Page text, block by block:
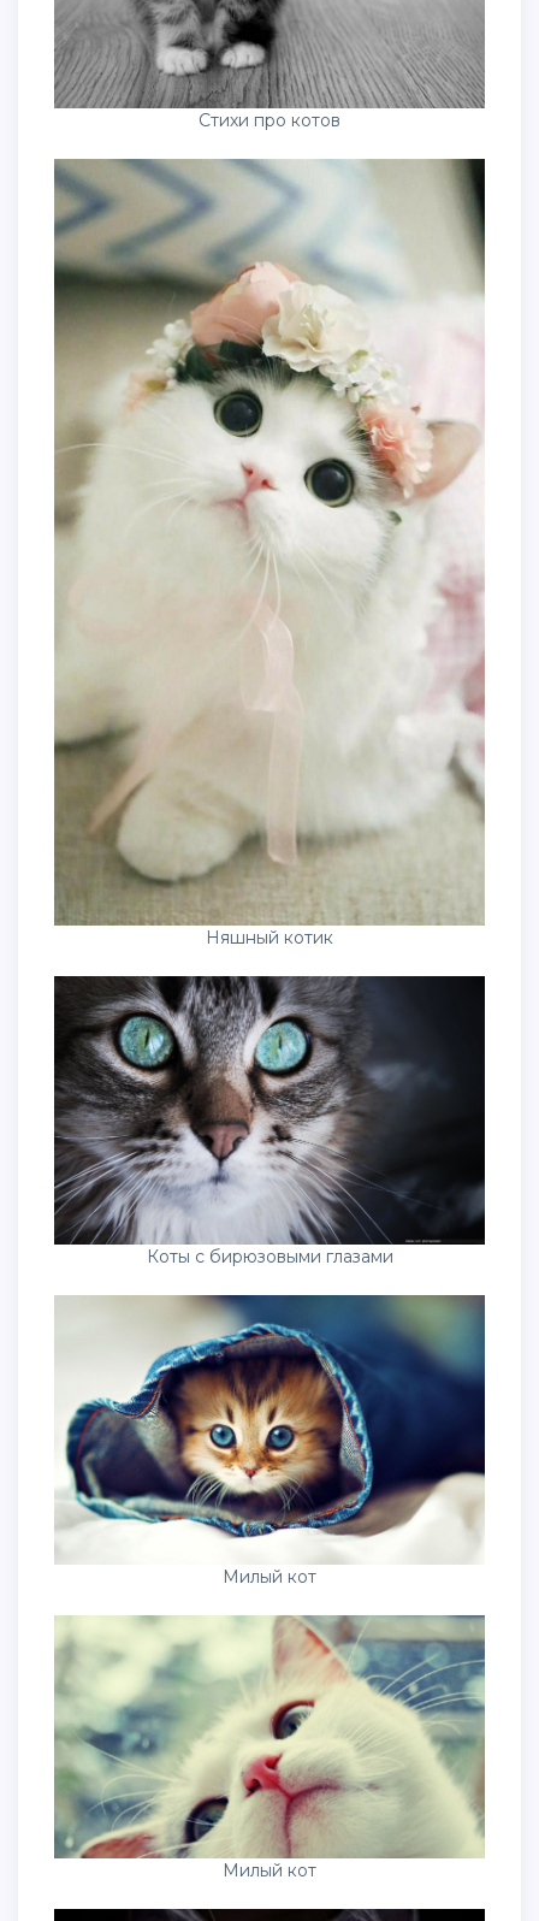
Стихи про котов
Няшный котик
Коты с бирюзовыми глазами
Милый кот
Милый кот